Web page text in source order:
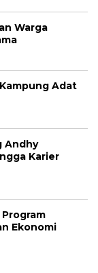
Warga
Adat
Andhy
Karier
Ekonomi